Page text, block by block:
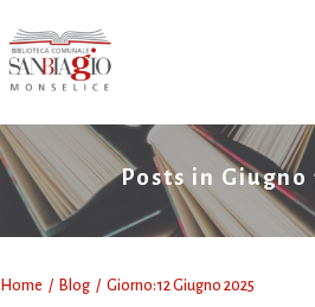
Posts in Giugno
Home Blog Giorno:12 Giugno 2025